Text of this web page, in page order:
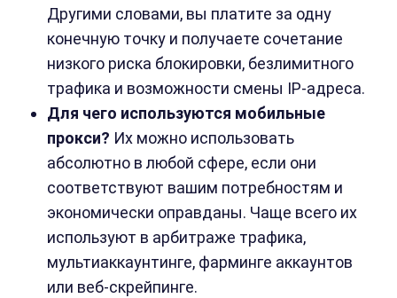
Другими словами, вы платите за одну
конечную точку и получаете сочетание
низкого риска блокировки, безлимитного
трафика и возможности смены IP-адреса.
Для чего используются мобильные
прокси? Их можно использовать
абсолютно в любой сфере, если они
соответствуют вашим потребностям и
экономически оправданы. Чаще всего их
используют в арбитраже трафика,
мультиаккаунтинге, фарминге аккаунтов
или веб-скрейпинге.